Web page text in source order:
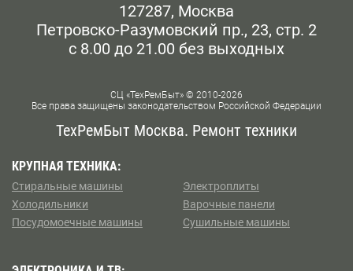
127287, Москва
Петровско-Разумовский пр., 23, стр. 2
с 8.00 до 21.00 без выходных
СЦ «ТехРемБыт» © 2010-2026
Все права защищены законодательством Российской Федерации
ТехРемБыт Москва. Ремонт техники
КРУПНАЯ ТЕХНИКА:
Стиральные машины
Холодильники
Посудомоечные машины
Электроплиты
Варочные панели
Сушильные машины